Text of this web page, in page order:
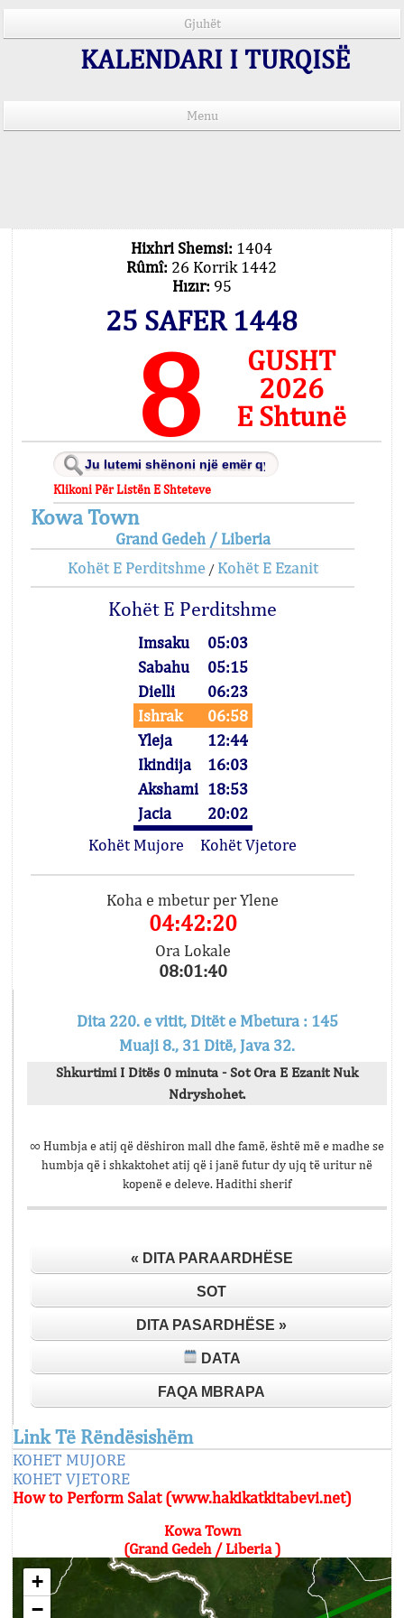
Gjuhët
KALENDARI I TURQISË
Menu
Hixhri Shemsi: 1404
Rûmî: 26 Korrik 1442
Hızır: 95
25 SAFER 1448
8
GUSHT
2026
E Shtunë
Klikoni Për Listën E Shteteve
Kowa Town
Grand Gedeh / Liberia
Kohët E Perditshme/ Kohët E Ezanit
Kohët E Perditshme
Imsaku
05:03
Sabahu
05:15
Dielli
06:23
Ishrak
06:58
Yleja
12:44
Ikindija
16:03
Akshami 18:53
Jacia
20:02
Kohët Mujore
Kohët Vjetore
Koha e mbetur per Ylene
04:42:20
Ora Lokale
08:01:40
Dita 220. e vitit, Ditët e Mbetura : 145
Muaji 8., 31 Ditë, Java 32.
Shkurtimi I Ditës 0 minuta - Sot Ora E Ezanit Nuk
Ndryshohet.
∞ Humbja e atij që dëshiron mall dhe famë, është më e madhe se
humbja që i shkaktohet atij që i janë futur dy ujq të uritur në
kopenë e deleve. Hadithi sherif
« DITA PARAARDHËSE
SOT
DITA PASARDHËSE »
DATA
FAQA MBRAPA
Link Të Rëndësishëm
KOHET MUJORE
KOHET VJETORE
How to Perform Salat (www.hakikatkitabevi.net)
Kowa Town
(Grand Gedeh / Liberia )
+
−